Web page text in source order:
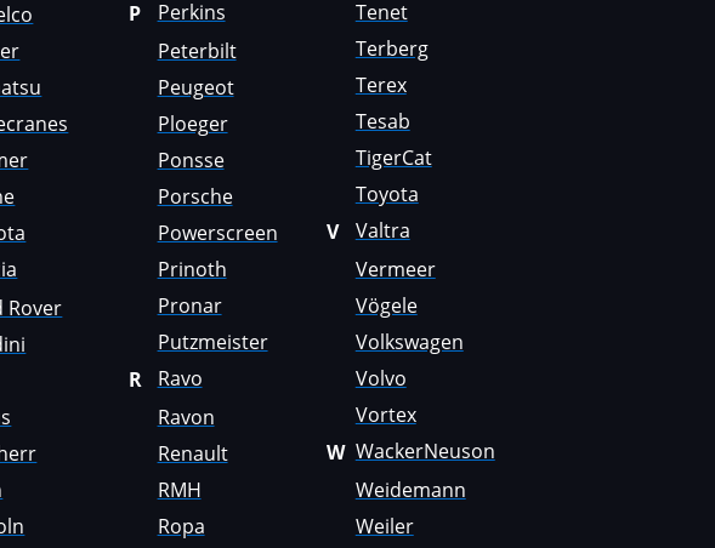
Rover
P
Perkins
Peterbilt
Peugeot
Ploeger
Ponsse
Porsche
Powerscreen
Prinoth
Pronar
Putzmeister
R
Ravo
Ravon
Renault
RMH
Ropa
Tenet
Terberg
Terex
Tesab
TigerCat
Toyota
V
Valtra
Vermeer
Vögele
Volkswagen
Volvo
Vortex
W WackerNeuson
Weidemann
Weiler